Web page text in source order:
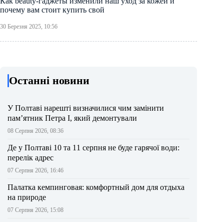
почему вам стоит купить свой
30 Березня 2025, 10:56
Останні новини
У Полтаві нарешті визначилися чим замінити
пам’ятник Петра І, який демонтували
08 Серпня 2026, 08:36
Де у Полтаві 10 та 11 серпня не буде гарячої води:
перелік адрес
07 Серпня 2026, 16:46
Палатка кемпинговая: комфортный дом для отдыха
на природе
07 Серпня 2026, 15:08